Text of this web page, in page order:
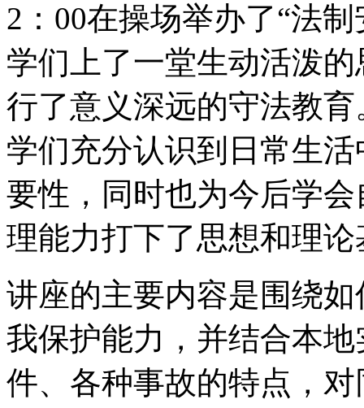
2：00在操场举办了“法
学们上了一堂生动活泼
行了意义深远的守法教
学们充分认识到日常生
要性，同时也为今后学
理能力打下了思想和理论
讲座的主要内容是围绕
我保护能力，并结合本
件、各种事故的特点，